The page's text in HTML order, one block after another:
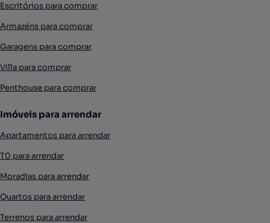
Escritórios para comprar
Armazéns para comprar
Garagens para comprar
Villa para comprar
Penthouse para comprar
Imóveis para arrendar
Apartamentos para arrendar
T0 para arrendar
Moradias para arrendar
Quartos para arrendar
Terrenos para arrendar